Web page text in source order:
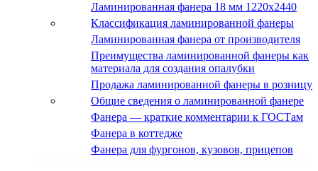
Ламинированная фанера 18 мм 1220x2440
Классификация ламинированной фанеры
Ламинированная фанера от производителя
Преимущества ламинированной фанеры как
материала для создания опалубки
Продажа ламинированной фанеры в розницу
Общие сведения о ламинированной фанере
Фанера — краткие комментарии к ГОСТам
Фанера в коттедже
Фанера для фургонов, кузовов, прицепов